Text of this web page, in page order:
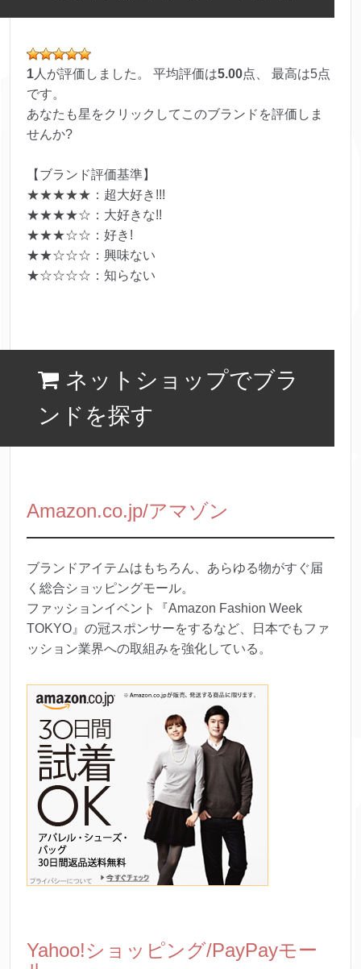
1 人が評価しました。 平均評価は5.00点、 最高は5点
です。
あなたも星をクリックしてこのブランドを評価しま
せんか?
【ブランド評価基準】
★★★★★：超大好き!!!
★★★★☆：大好きな!!
★★★☆☆：好き!
★★☆☆☆：興味ない
★☆☆☆☆：知らない
ネットショップでブラ
ンドを探す
Amazon.co.jp/アマゾン
ブランドアイテムはもちろん、あらゆる物がすぐ届
く総合ショッピングモール。
ファッションイベント『Amazon Fashion Week
TOKYO』の冠スポンサーをするなど、日本でもファ
ッション業界への取組みを強化している。
Yahoo!ショッピング/PayPayモー